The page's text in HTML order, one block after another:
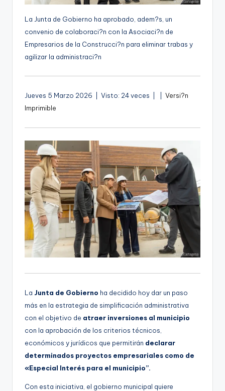
La Junta de Gobierno ha aprobado, adem?s, un
convenio de colaboraci?n con la Asociaci?n de
Empresarios de la Construcci?n para eliminar trabas y
agilizar la administraci?n
Jueves 5 Marzo 2026 | Visto: 24 veces |
Versi?n
Imprimible
La Junta de Gobierno ha decidido hoy dar un paso
más en la estrategia de simplificación administrativa
con el objetivo de atraer inversiones al municipio
con la aprobación de los criterios técnicos,
económicos y jurídicos que permitirán declarar
determinados proyectos empresariales como de
«Especial Interés para el municipio”.
Con esta iniciativa, el gobierno municipal quiere